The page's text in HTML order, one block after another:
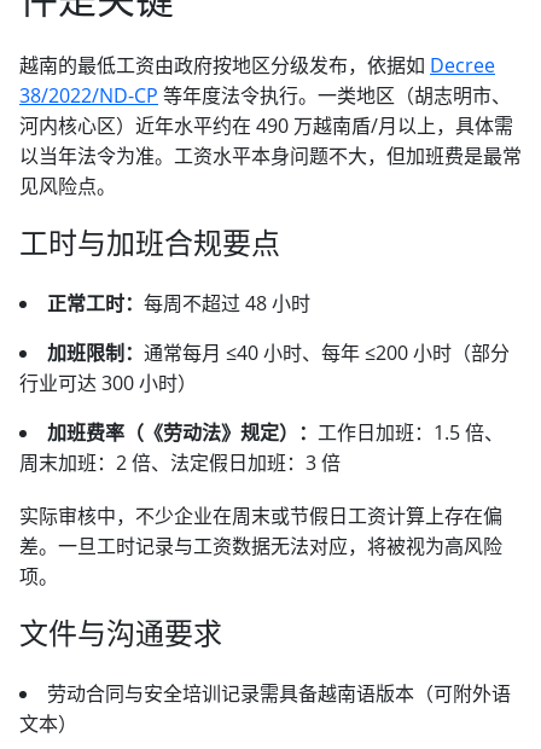
越南的最低工资由政府按地区分级发布，依据如 Decree
38/2022/ND-CP 等年度法令执行。一类地区（胡志明市、
河内核心区）近年水平约在 490 万越南盾/月以上，具体需
以当年法令为准。工资水平本身问题不大，但加班费是最常
见风险点。
工时与加班合规要点
正常工时： 每周不超过 48 小时
加班限制： 通常每月 ≤40 小时、每年 ≤200 小时（部分
行业可达 300 小时）
加班费率（《劳动法》规定）： 工作日加班：1.5 倍、
周末加班：2 倍、法定假日加班：3 倍
实际审核中，不少企业在周末或节假日工资计算上存在偏
差。一旦工时记录与工资数据无法对应，将被视为高风险
项。
文件与沟通要求
劳动合同与安全培训记录需具备越南语版本（可附外语
文本）